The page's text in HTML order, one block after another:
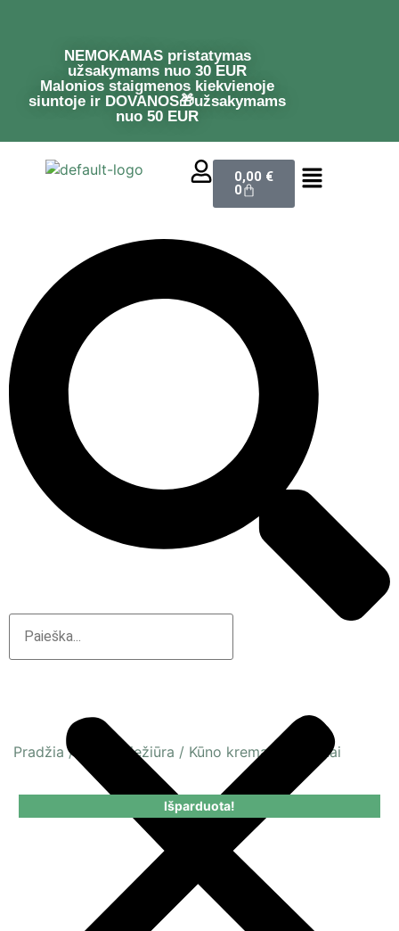
NEMOKAMAS pristatymas
užsakymams nuo 30 EUR
Malonios staigmenos kiekvienoje
siuntoje ir DOVANOS🎁užsakymams
nuo 50 EUR
0,00 €
0
Pradžia/ Kūno priežiūra / Kūno kremai ir losjonai
Išparduota!